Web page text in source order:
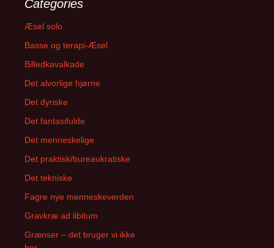
Categories
Æsel solo
Basse og terapi-Æsel
Billedkavalkade
Det alvorlige hjørne
Det dyriske
Det fantasifulde
Det menneskelige
Det praktisk/bureaukratiske
Det tekniske
Fagre nye menneskeverden
Gravkræ ad libitum
Grænser – det bruger vi ikke